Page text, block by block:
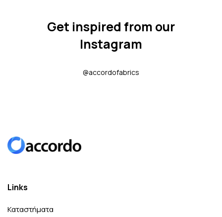
Get inspired from our
Instagram
@accordofabrics
Links
Καταστήματα